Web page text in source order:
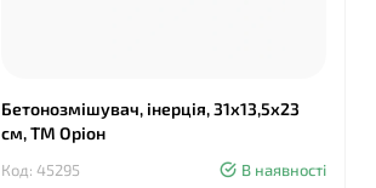
Бетонозмішувач, інерція, 31х13,5х23
см, ТМ Оріон
Код: 45295 В наявності